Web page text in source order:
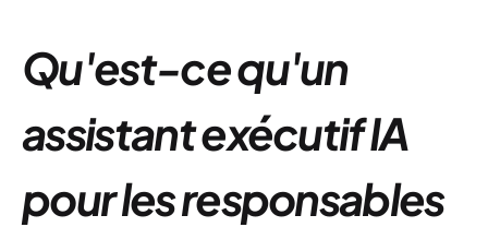
Qu'est-ce qu'un
assistant exécutif IA
pour les responsables